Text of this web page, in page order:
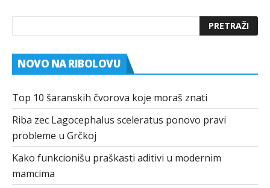
NOVO NA RIBOLOVU
Top 10 šaranskih čvorova koje moraš znati
Riba zec Lagocephalus sceleratus ponovo pravi
probleme u Grčkoj
Kako funkcionišu praškasti aditivi u modernim
mamcima